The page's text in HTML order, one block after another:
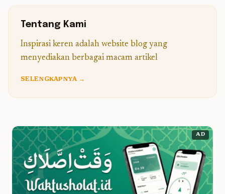
Tentang Kami
Inspirasi keren adalah website blog yang
menyediakan berbagai macam artikel
SELENGKAPNYA →
AD